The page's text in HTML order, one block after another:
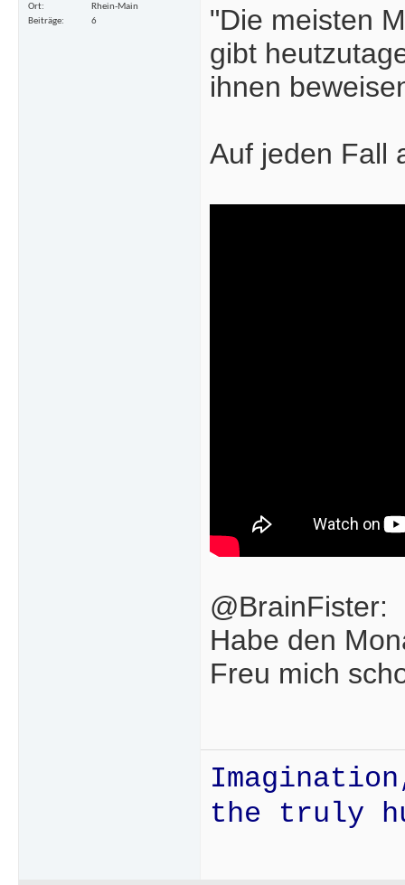
Ort
Rhein-Main
Beiträge
6
"Die meisten
gibt
ihnen
Auf jeden Fall
@BrainFister:
Habe den
Freu mich
the truly